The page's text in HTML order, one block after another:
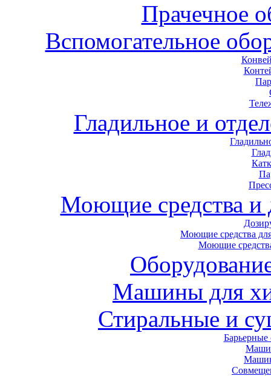
Прачечное
Вспомогательное
Гладильное и
Моющие средства
Моющие средства
Моющие
Машины для
Стиральные и